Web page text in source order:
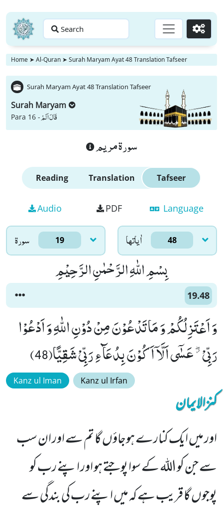
Search Go
Home ➤ Al-Quran ➤ Surah Maryam Ayat 48 Translation Tafseer
Surah Maryam Ayat 48 Translation Tafseer
Surah Maryam
Para 16 -قَالَ اَلَمْ
سورة مريم
Reading Translation Tafseer
Audio PDF Language
سورۃ 19 اٰياتها 48
بِسْمِ اللّٰهِ الرَّحْمٰنِ الرَّحِیْمِ
19.48
وَ اَعْتَزِلُكُمْ وَ مَا تَدْعُوْنَ مِنْ دُوْنِ اللّٰهِ وَ اَدْعُوْا
رَبِّیْ ﳲ عَسٰۤى اَلَّاۤ اَكُوْنَ بِدُعَآءِ رَبِّیْ شَقِیًّا(48)
Kanz ul Iman Kanz ul Irfan
کنزالایمان
اور میں ایک کنارے ہوجاؤں گا تم سے اور ان سب
سے جن کو اللہ کے سوا پوجتے ہو اور اپنے رب کو
پوجوں گا قریب ہے کہ میں اپنے رب کی بندگی سے